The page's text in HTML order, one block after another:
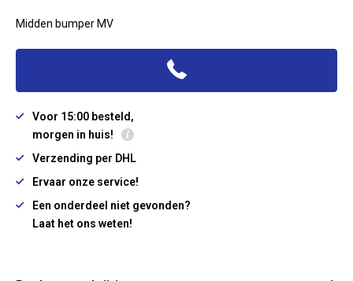
Midden bumper MV
Voor 15:00 besteld,
morgen in huis!
Verzending per DHL
Ervaar onze service!
Een onderdeel niet gevonden?
Laat het ons weten!